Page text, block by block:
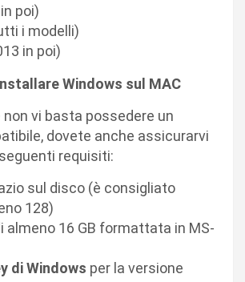
poi)
i modelli)
in poi)
Windows sul MAC
vi basta possedere un
dovete anche assicurarvi
requisiti:
sul disco (è consigliato
128)
almeno 16 GB formattata in MS-
di Windows per la versione